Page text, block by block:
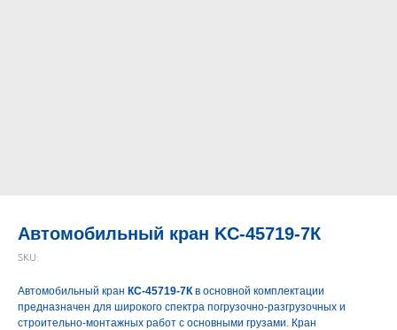
Автомобильный кран KC-45719-7К
SKU:
Автомобильный кран КС-45719-7Кв основной комплектации
предназначен для широкого спектра погрузочно-разгрузочных и
строительно-монтажных работ с основными грузами. Кран